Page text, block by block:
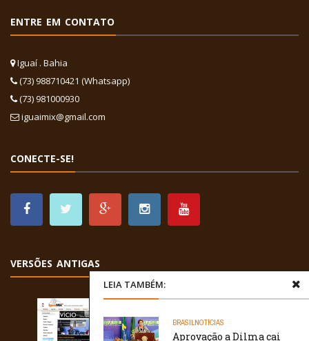
LEIA TAMBÉM:
BRASILNOTÍCIAS
Aprovação a Dilma cai
ENTRE EM CONTATO
Iguaí . Bahia
(73) 988710421 (Whatsapp)
(73) 981000930
iguaimix@gmail.com
CONECTE-SE!
VERSÕES ANTIGAS